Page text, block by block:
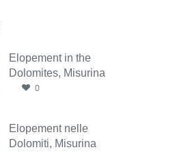
Elopement in the
Dolomites, Misurina
0
Elopement nelle
Dolomiti, Misurina